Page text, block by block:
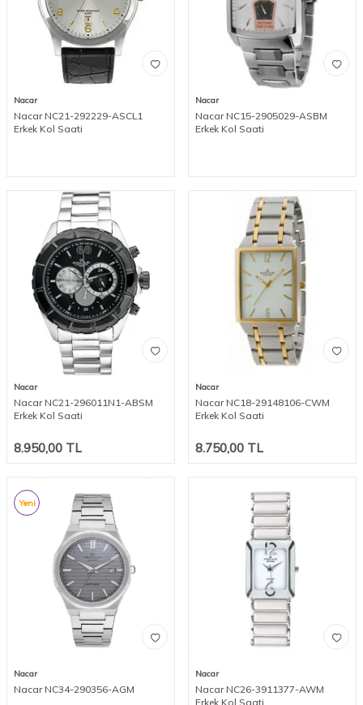
Nacar
Nacar NC21-292229-ASCL1
Erkek Kol Saati
Nacar
Nacar NC15-2905029-ASBM
Erkek Kol Saati
Nacar
Nacar NC21-296011N1-ABSM
Erkek Kol Saati
8.950,00 TL
Nacar
Nacar NC18-29148106-CWM
Erkek Kol Saati
8.750,00 TL
Yeni
Nacar
Nacar NC34-290356-AGM
Nacar
Nacar NC26-3911377-AWM
Erkek Kol Saati